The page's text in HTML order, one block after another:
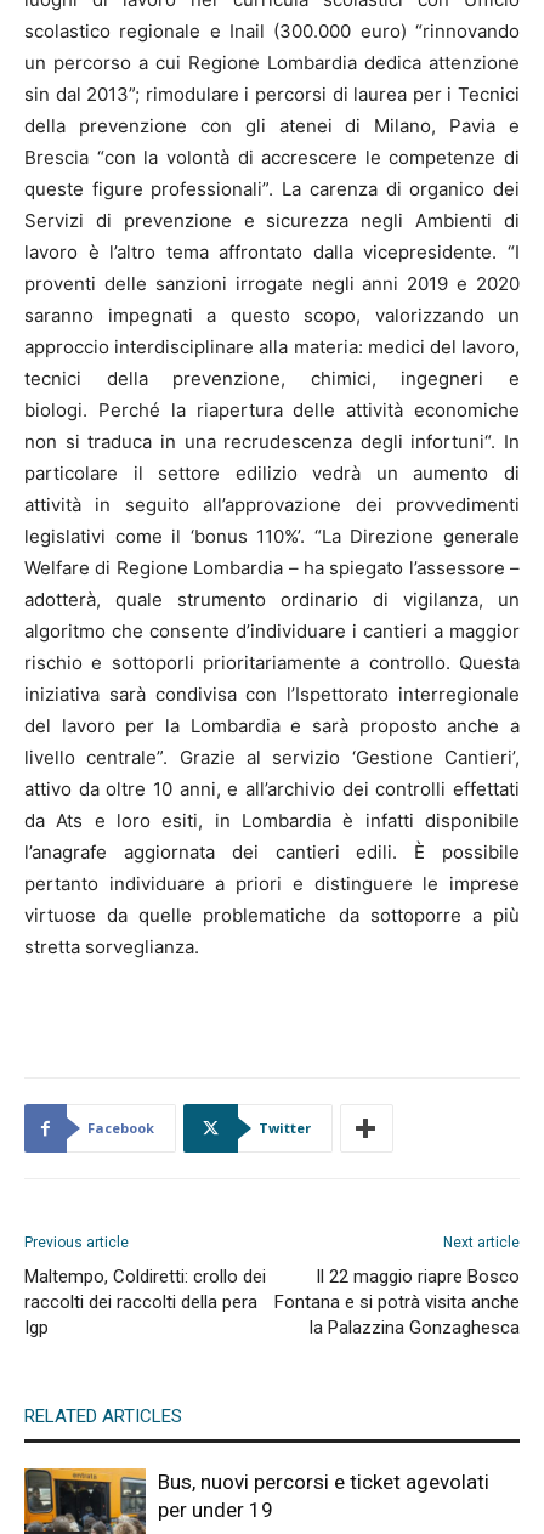
scolastico regionale e Inail (300.000 euro) “rinnovando
un percorso a cui Regione Lombardia dedica attenzione
sin dal 2013”; rimodulare i percorsi di laurea per i Tecnici
della prevenzione con gli atenei di Milano, Pavia e
Brescia “con la volontà di accrescere le competenze di
queste figure professionali”. La carenza di organico dei
Servizi di prevenzione e sicurezza negli Ambienti di
lavoro è l’altro tema affrontato dalla vicepresidente. “I
proventi delle sanzioni irrogate negli anni 2019 e 2020
saranno impegnati a questo scopo, valorizzando un
approccio interdisciplinare alla materia: medici del lavoro,
tecnici della prevenzione, chimici, ingegneri e
biologi. Perché la riapertura delle attività economiche
non si traduca in una recrudescenza degli infortuni“. In
particolare il settore edilizio vedrà un aumento di
attività in seguito all’approvazione dei provvedimenti
legislativi come il ‘bonus 110%’. “La Direzione generale
Welfare di Regione Lombardia – ha spiegato l’assessore –
adotterà, quale strumento ordinario di vigilanza, un
algoritmo che consente d’individuare i cantieri a maggior
rischio e sottoporli prioritariamente a controllo. Questa
iniziativa sarà condivisa con l’Ispettorato interregionale
del lavoro per la Lombardia e sarà proposto anche a
livello centrale”. Grazie al servizio ‘Gestione Cantieri’,
attivo da oltre 10 anni, e all’archivio dei controlli effettati
da Ats e loro esiti, in Lombardia è infatti disponibile
l’anagrafe aggiornata dei cantieri edili. È possibile
pertanto individuare a priori e distinguere le imprese
virtuose da quelle problematiche da sottoporre a più
stretta sorveglianza.
Facebook Twitter
Previous article
Maltempo, Coldiretti: crollo dei
raccolti dei raccolti della pera
Igp
Next article
Il 22 maggio riapre Bosco
Fontana e si potrà visita anche
la Palazzina Gonzaghesca
RELATED ARTICLES
Bus, nuovi percorsi e ticket agevolati
per under 19